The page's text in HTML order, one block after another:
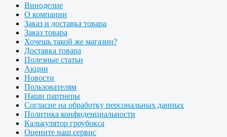
Виноделие
О компании
Заказ и доставка товара
Заказ товара
Хочешь такой же магазин?
Доставка товара
Полезные статьи
Акции
Новости
Пользователям
Наши партнеры
Согласие на обработку персональных данных
Политика конфиденциальности
Калькулятор гроубокса
Оцените наш сервис